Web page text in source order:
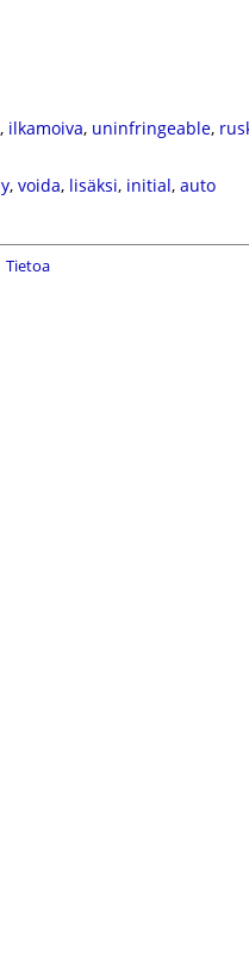
, ilkamoiva, uninfringeable,
, voida, lisäksi, initial, auto
Tietoa